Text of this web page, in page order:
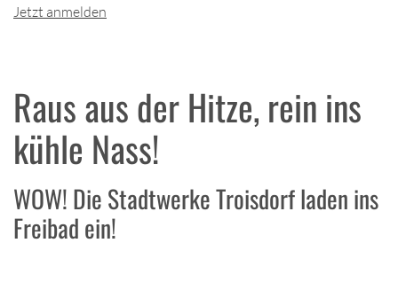
Jetzt anmelden
Raus aus der Hitze, rein ins
kühle Nass!
WOW! Die Stadtwerke Troisdorf laden ins
Freibad ein!